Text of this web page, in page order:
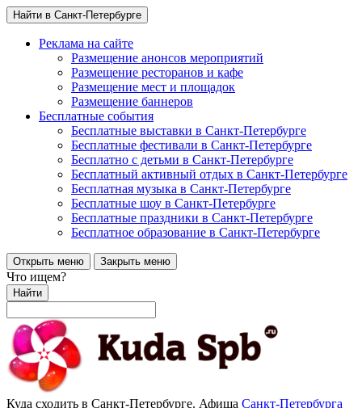
Найти в Санкт-Петербурге
Реклама на сайте
Размещение анонсов мероприятий
Размещение ресторанов и кафе
Размещение мест и площадок
Размещение баннеров
Бесплатные события
Бесплатные выставки в Санкт-Петербурге
Бесплатные фестивали в Санкт-Петербурге
Бесплатно с детьми в Санкт-Петербурге
Бесплатный активный отдых в Санкт-Петербурге
Бесплатная музыка в Санкт-Петербурге
Бесплатные шоу в Санкт-Петербурге
Бесплатные праздники в Санкт-Петербурге
Бесплатное образование в Санкт-Петербурге
Открыть меню Закрыть меню
Что ищем?
Найти
Куда сходить в Санкт-Петербурге. Афиша Санкт-Петербурга